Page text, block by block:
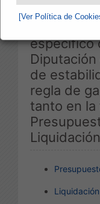
[Ver Política de
Escuchar
específico
de
regla de
tanto en
Liquidación